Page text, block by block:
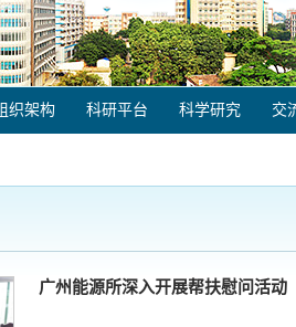
织架构 科研平台 科学研究 交
广州能源所深入开展帮扶慰问活动